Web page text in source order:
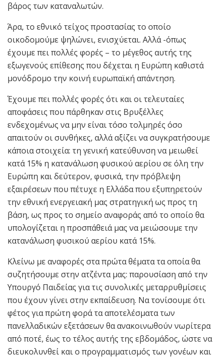
βάρος των καταναλωτών.
Άρα, το εθνικό τείχος προστασίας το οποίο
οικοδομούμε ψηλώνει, ενισχύεται. Αλλά -όπως
έχουμε πει πολλές φορές – το μέγεθος αυτής της
εξωγενούς επίθεσης που δέχεται η Ευρώπη καθιστά
μονόδρομο την κοινή ευρωπαϊκή απάντηση.
Έχουμε πει πολλές φορές ότι και οι τελευταίες
αποφάσεις που πάρθηκαν στις Βρυξέλλες
ενδεχομένως να μην είναι τόσο τολμηρές όσο
απαιτούν οι συνθήκες, αλλά αξίζει να συγκρατήσουμε
κάποια στοιχεία: τη γενική κατεύθυνση να μειωθεί
κατά 15% η κατανάλωση φυσικού αερίου σε όλη την
Ευρώπη και δεύτερον, φυσικά, την πρόβλεψη
εξαιρέσεων που πέτυχε η Ελλάδα που εξυπηρετούν
την εθνική ενεργειακή μας στρατηγική ως προς τη
βάση, ως προς το σημείο αναφοράς από το οποίο θα
υπολογίζεται η προσπάθειά μας να μειώσουμε την
κατανάλωση φυσικού αερίου κατά 15%.
Κλείνω με αναφορές στα πρώτα θέματα τα οποία θα
συζητήσουμε στην ατζέντα μας: παρουσίαση από την
Υπουργό Παιδείας για τις συνολικές μεταρρυθμίσεις
που έχουν γίνει στην εκπαίδευση. Να τονίσουμε ότι
φέτος για πρώτη φορά τα αποτελέσματα των
πανελλαδικών εξετάσεων θα ανακοινωθούν νωρίτερα
από ποτέ, έως το τέλος αυτής της εβδομάδος, ώστε να
διευκολυνθεί και ο προγραμματισμός των γονέων και